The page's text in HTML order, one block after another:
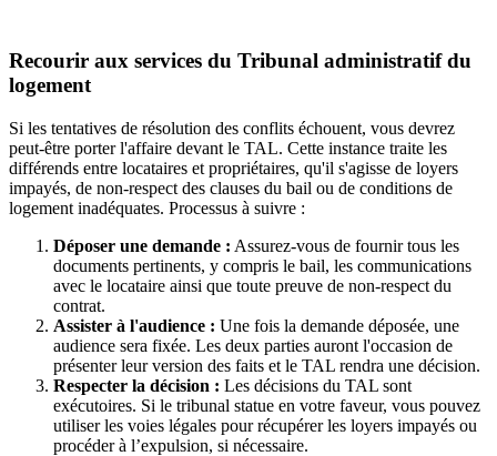
Recourir aux services du Tribunal administratif du
logement
Si les tentatives de résolution des conflits échouent, vous devrez
peut-être porter l'affaire devant le TAL. Cette instance traite les
différends entre locataires et propriétaires, qu'il s'agisse de loyers
impayés, de non-respect des clauses du bail ou de conditions de
logement inadéquates. Processus à suivre :
Déposer une demande : Assurez-vous de fournir tous les
documents pertinents, y compris le bail, les communications
avec le locataire ainsi que toute preuve de non-respect du
contrat.
Assister à l'audience : Une fois la demande déposée, une
audience sera fixée. Les deux parties auront l'occasion de
présenter leur version des faits et le TAL rendra une décision.
Respecter la décision : Les décisions du TAL sont
exécutoires. Si le tribunal statue en votre faveur, vous pouvez
utiliser les voies légales pour récupérer les loyers impayés ou
procéder à l’expulsion, si nécessaire.